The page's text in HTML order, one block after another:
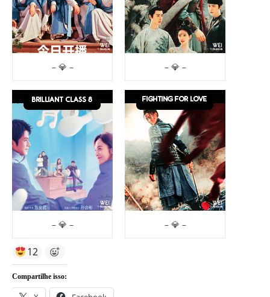
– 💎 – – 💎 –
– 💎 – – 💎 –
12
Compartilhe isso: